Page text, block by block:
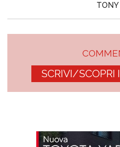
SCRIVI/SCOPRI